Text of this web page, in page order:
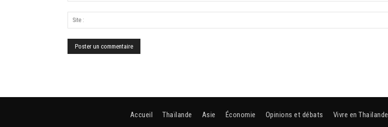
Accueil Thaïlande Asie Économie Opinions et débats Vivre en Thaïlande